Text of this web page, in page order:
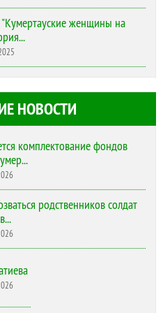
"Кумертауские женщины на
НОВОСТИ
комплектование фондов
родственников солдат